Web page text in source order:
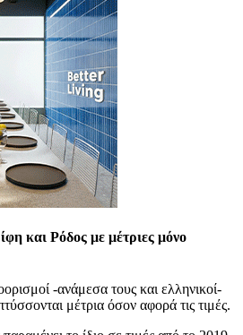
και Ρόδος με μέτριες μόνο
-ανάμεσα τους και ελληνικοί-
μέτρια όσον αφορά τις τιμές.